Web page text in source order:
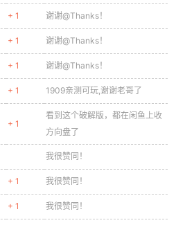
+ 1 谢谢@Thanks！
+ 1 谢谢@Thanks！
+ 1 谢谢@Thanks！
+ 1 1909亲测可玩,谢谢老哥了
+ 1
看到这个破解版，都在闲鱼上收
方向盘了
我很赞同！
+ 1 我很赞同！
+ 1 我很赞同！